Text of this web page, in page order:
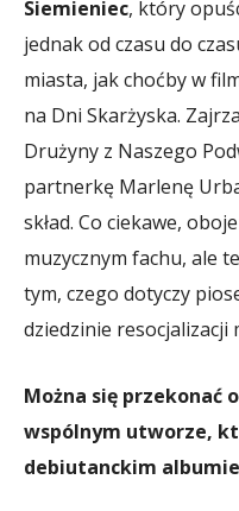
Siemieniec, który
jednak od czasu do
miasta, jak choćby w
na Dni Skarżyska.
Drużyny z Naszego
partnerkę Marlenę
skład. Co ciekawe,
muzycznym fachu, ale
tym, czego dotyczy
dziedzinie resocjalizacji
Można się przekonać
wspólnym utworze,
debiutanckim